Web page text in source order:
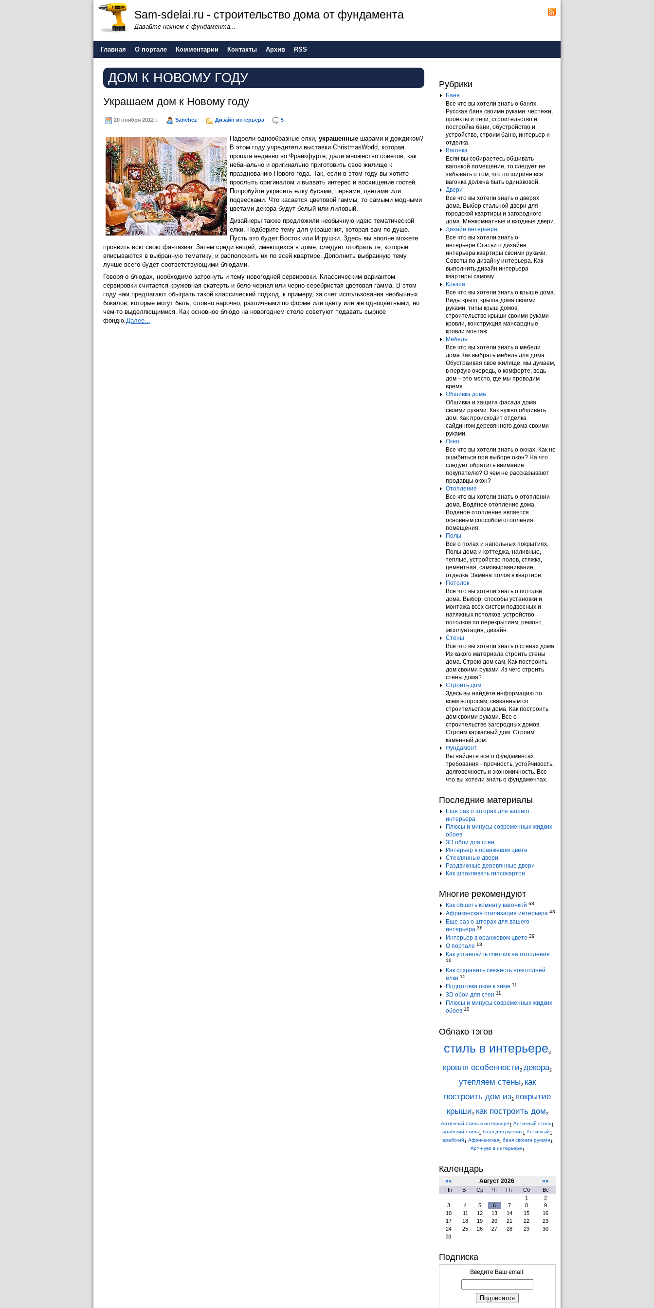
Sam-sdelai.ru - строительство дома от фундамента
Давайте начнем с фундамента...
Главная О портале Комментарии Контакты Архив RSS
ДОМ К НОВОМУ ГОДУ
Украшаем дом к Новому году
20 ноября 2012 г. Sanchez Дизайн интерьера 5
Надоели однообразные елки, украшенные шарами и дождиком?
В этом году учредители выставки ChristmasWorld, которая
прошла недавно во Франкфурте, дали множество советов, как
небанально и оригинально приготовить свое жилище к
празднованию Нового года. Так, если в этом году вы хотите
прослыть оригиналом и вызвать интерес и восхищение гостей.
Попробуйте украсить елку бусами, перьями, цветами или
подвесками. Что касается цветовой гаммы, то самыми модными
цветами декора будут белый или лиловый.
Дизайнеры также предложили необычную идею тематической
елки. Подберите тему для украшения, которая вам по душе.
Пусть это будет Восток или Игрушки. Здесь вы вполне можете
проявить всю свою фантазию. Затем среди вещей, имеющихся в доме, следует отобрать те, которые
вписываются в выбранную тематику, и расположить их по всей квартире. Дополнить выбранную тему
лучше всего будет соответствующими блюдами.
Говоря о блюдах, необходимо затронуть и тему новогодней сервировки. Классическим вариантом
сервировки считается кружевная скатерть и бело-черная или черно-серебристая цветовая гамма. В этом
году нам предлагают обыграть такой классический подход, к примеру, за счет использования необычных
бокалов, которые могут быть, словно нарочно, различными по форме или цвету или же одноцветными, но
чем-то выделяющимися. Как основное блюдо на новогоднем столе советуют подавать сырное
фондю.Далее...
Рубрики
Баня
Все что вы хотели знать о банях.
Русская баня своими руками: чертежи,
проекты и печи, строительство и
постройка бани, обустройство и
устройство, строим баню, интерьер и
отделка.
Вагонка
Если вы собираетесь обшивать
вагонкой помещение, то следует не
забывать о том, что по ширине вся
вагонка должна быть одинаковой.
Двери
Все что вы хотели знать о дверях
дома. Выбор стальной двери для
городской квартиры и загородного
дома. Межкомнатные и входные двери.
Дизайн интерьера
Все что вы хотели знать о
интерьере.Статьи о дизайне
интерьера квартиры своими руками.
Советы по дизайну интерьера. Как
выполнить дизайн интерьера
квартиры самому.
Крыша
Все что вы хотели знать о крыше дома.
Виды крыш, крыша дома своими
руками, типы крыш домов,
строительство крыши своими руками
кровли, конструкция мансардные
кровли монтаж
Мебель
Все что вы хотели знать о мебели
дома.Как выбрать мебель для дома.
Обустраивая свое жилище, мы думаем,
в первую очередь, о комфорте, ведь
дом – это место, где мы проводим
время.
Обшивка дома
Обшивка и защита фасада дома
своими руками. Как нужно обшивать
дом. Как происходит отделка
сайдингом деревянного дома своими
руками.
Окно
Все что вы хотели знать о окнах. Как не
ошибиться при выборе окон? На что
следует обратить внимание
покупателю? О чем не рассказывают
продавцы окон?
Отопление
Все что вы хотели знать о отоплении
дома. Водяное отопление дома.
Водяное отопление является
основным способом отопления
помещения.
Полы
Все о полах и напольных покрытиях.
Полы дома и коттеджа, наливные,
теплые, устройство полов, стяжка,
цементная, самовыравнивание,
отделка. Замена полов в квартире.
Потолок
Все что вы хотели знать о потолке
дома. Выбор, способы установки и
монтажа всех систем подвесных и
натяжных потолков; устройство
потолков по перекрытиям; ремонт,
эксплуатация, дизайн.
Стены
Все что вы хотели знать о стенах дома.
Из какого материала строить стены
дома. Строю дом сам. Как построить
дом своими руками Из чего строить
стены дома?
Строить дом
Здесь вы найдёте информацию по
всем вопросам, связанным со
строительством дома. Как построить
дом своими руками. Все о
строительстве загородных домов.
Строим каркасный дом. Строим
каменный дом.
Фундамент
Вы найдете все о фундаментах:
требования - прочность, устойчивость,
долговечность и экономичность. Все
что вы хотели знать о фундаментах.
Последние материалы
Еще раз о шторах для вашего
интерьера
Плюсы и минусы современных жидких
обоев
3D обои для стен
Интерьер в оранжевом цвете
Стеклянные двери
Раздвижные деревянные двери
Как шпаклевать гипсокартон
Многие рекомендуют
Как обшить комнату вагонкой 68
Африканская стилизация интерьера 43
Еще раз о шторах для вашего
интерьера 36
Интерьер в оранжевом цвете 29
О портале 18
Как установить счетчик на отопление
16
Как сохранить свежесть новогодней
елки 15
Подготовка окон к зиме 11
3D обои для стен 11
Плюсы и минусы современных жидких
обоев 10
Облако тэгов
стиль в интерьере3
кровля особенности2 декора2
утепляем стены2 как
построить дом из2 покрытие
крыши2 как построить дом2
Античный стиль в интерьере1 Античный стиль1
арабский стиль1 баня для русских1 Античный1
арабский1 Африканская1 баня своими руками1
Арт-нуво в интерьере1
Календарь
«« Август 2026 »»
Пн Вт Ср Чт Пт Сб
Вс
1
2
3
4 5 6 7 8
9
10
11 12 13 14 15
16
17
18 19 20 21 22
23
24
25 26 27 28 29
30
31
Подписка
Введите Ваш email: